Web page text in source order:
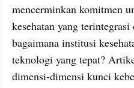
mencerminkan komitmen
kesehatan yang
bagaimana institusi
teknologi yang tepat?
dimensi-dimensi kunci